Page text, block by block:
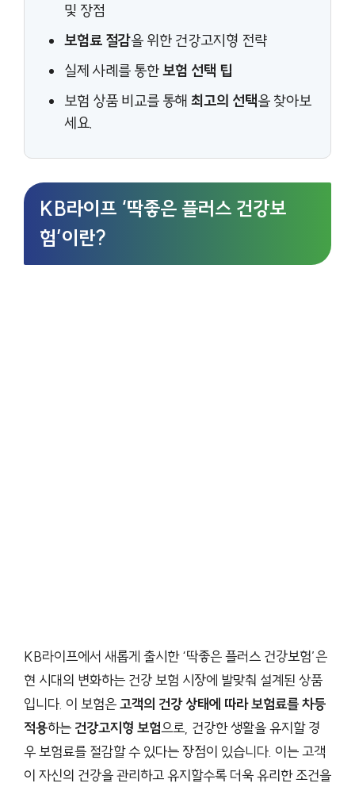
및 장점
보험료 절감을 위한 건강고지형 전략
실제 사례를 통한보험 선택 팁
보험 상품 비교를 통해 최고의 선택을 찾아보
세요.
KB라이프 ‘딱좋은 플러스 건강보
험’이란?
KB라이프에서 새롭게 출시한 ‘딱좋은 플러스 건강보험’은
현 시대의 변화하는 건강 보험 시장에 발맞춰 설계된 상품
입니다. 이 보험은고객의 건강 상태에 따라 보험료를 차등
적용하는 건강고지형 보험으로, 건강한 생활을 유지할 경
우 보험료를 절감할 수 있다는 장점이 있습니다. 이는 고객
이 자신의 건강을 관리하고 유지할수록 더욱 유리한 조건을